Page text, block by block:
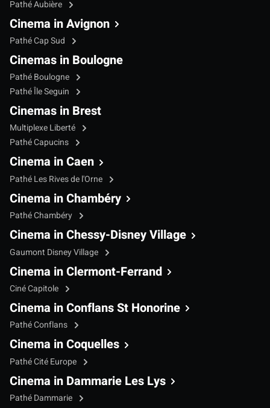
Pathé Aubière
Cinema in Avignon
Pathé Cap Sud
Cinemas in Boulogne
Pathé Boulogne
Pathé Île Seguin
Cinemas in Brest
Multiplexe Liberté
Pathé Capucins
Cinema in Caen
Pathé Les Rives de l'Orne
Cinema in Chambéry
Pathé Chambéry
Cinema in Chessy-Disney Village
Gaumont Disney Village
Cinema in Clermont-Ferrand
Ciné Capitole
Cinema in Conflans St Honorine
Pathé Conflans
Cinema in Coquelles
Pathé Cité Europe
Cinema in Dammarie Les Lys
Pathé Dammarie